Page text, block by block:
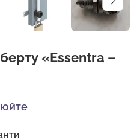
«Essentra –